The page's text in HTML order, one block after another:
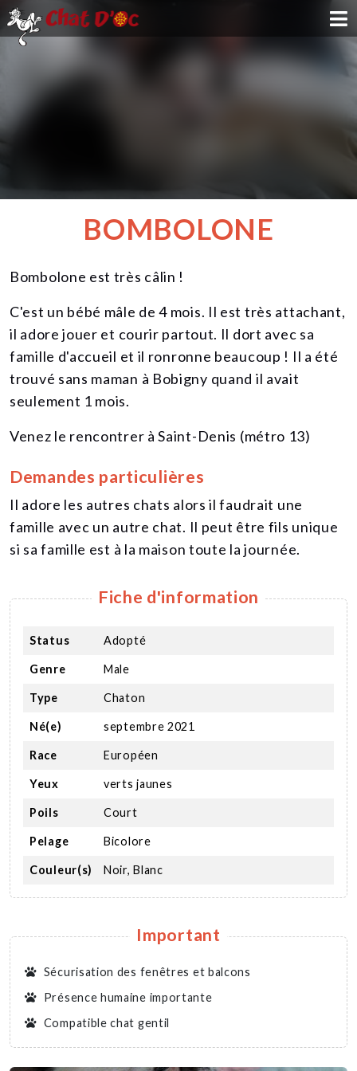
NOUS SOUTENIR
CONTACT
BOMBOLONE
Bombolone est très câlin !
C'est un bébé mâle de 4 mois. Il est très attachant,
il adore jouer et courir partout. Il dort avec sa
famille d'accueil et il ronronne beaucoup ! Il a été
trouvé sans maman à Bobigny quand il avait
seulement 1 mois.
Venez le rencontrer à Saint-Denis (métro 13)
Demandes particulières
Il adore les autres chats alors il faudrait une
famille avec un autre chat. Il peut être fils unique
si sa famille est à la maison toute la journée.
Fiche d'information
Status Adopté
Genre Male
Type Chaton
Né(e) septembre 2021
Race Européen
Yeux verts jaunes
Poils Court
Pelage Bicolore
Couleur(s) Noir, Blanc
Important
Sécurisation des fenêtres et balcons
Présence humaine importante
Compatible chat gentil